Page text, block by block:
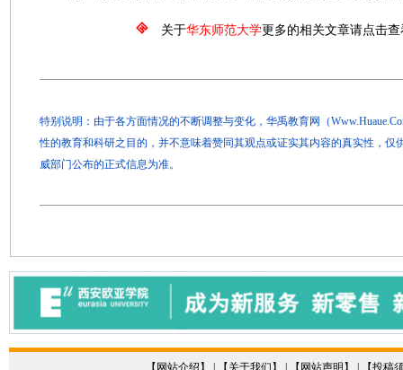
关于华东师范大学更多的相关文章请点击查
特别说明：由于各方面情况的不断调整与变化，华禹教育网（
性的教育和科研之目的，并不意味着赞同其观点或证实其内容的真实性，仅
威部门公布的正式信息为准。
【 网站介绍 】 | 【 关于我们 】 | 【 网站声明 】 | 【投稿